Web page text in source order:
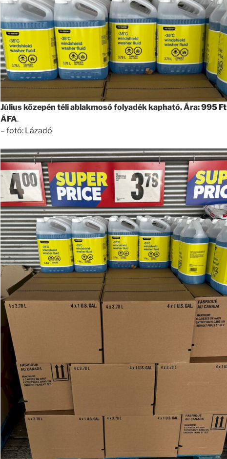
Július közepén téli ablakmosó folyadék kapható. Ára:995 Ft
ÁFA.
– fotó: Lázadó